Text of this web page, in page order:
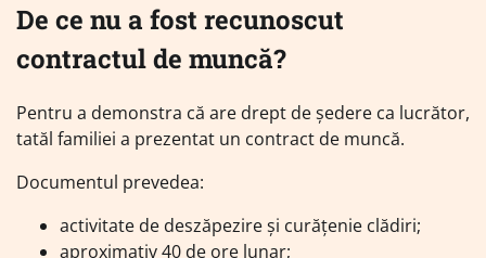
De ce nu a fost recunoscut
contractul de muncă?
Pentru a demonstra că are drept de ședere ca lucrător,
tatăl familiei a prezentat un contract de muncă.
Documentul prevedea:
activitate de deszăpezire și curățenie clădiri;
aproximativ 40 de ore lunar;